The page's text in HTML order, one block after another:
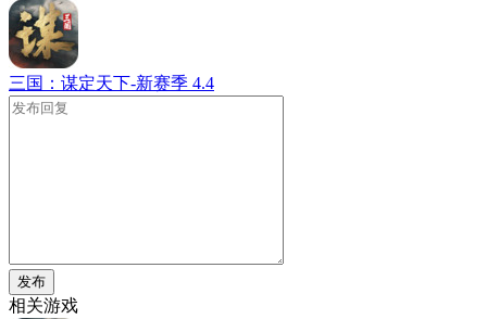
三国：谋定天下-新赛季 4.4
发布
相关游戏